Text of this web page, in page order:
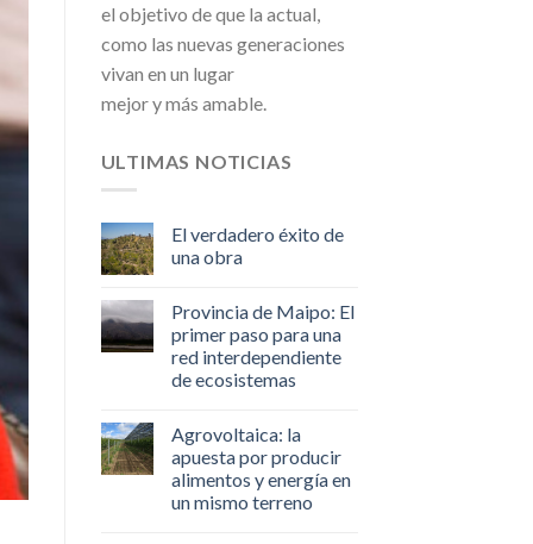
el objetivo de que la actual,
como las nuevas generaciones
vivan en un lugar
mejor y más amable.
ULTIMAS NOTICIAS
El verdadero éxito de
una obra
Provincia de Maipo: El
primer paso para una
red interdependiente
de ecosistemas
Agrovoltaica: la
apuesta por producir
alimentos y energía en
un mismo terreno